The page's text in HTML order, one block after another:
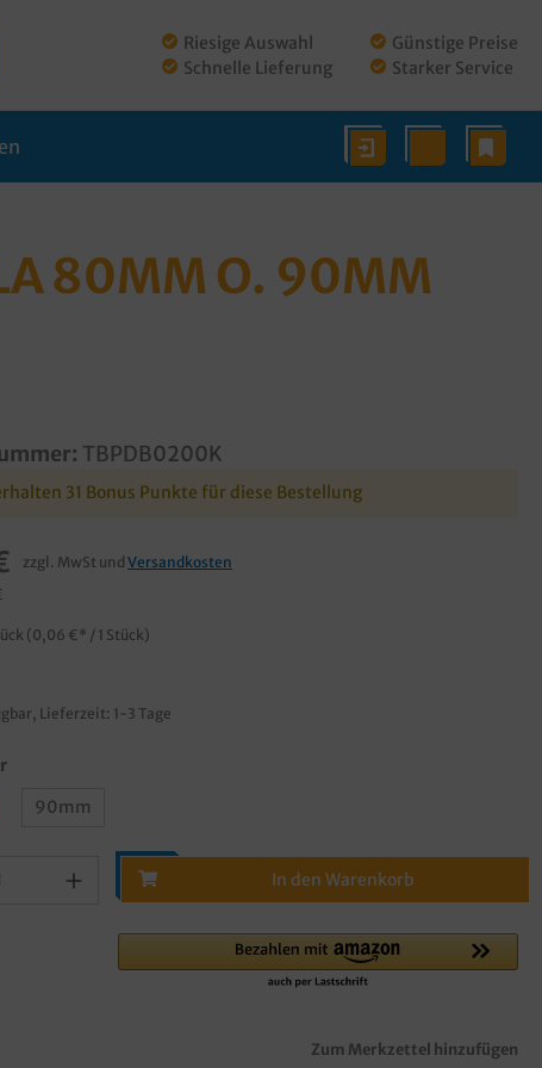
Riesige Auswahl
Schnelle Lieferung
Günstige Preise
Starker Service
80MM O. 90MM
TBPDB0200K
31 Bonus Punkte für diese Bestellung
zzgl. MwSt und Versandkosten
(0,06 €* / 1 Stück)
Lieferzeit: 1-3 Tage
90mm
In den Warenkorb
Zum Merkzettel hinzufügen